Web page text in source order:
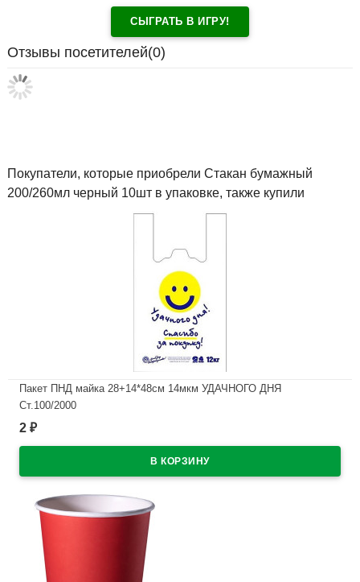
СЫГРАТЬ В ИГРУ!
Отзывы посетителей(0)
Покупатели, которые приобрели Стакан бумажный
200/260мл черный 10шт в упаковке, также купили
Пакет ПНД майка 28+14*48см 14мкм УДАЧНОГО ДНЯ
Ст.100/2000
2 ₽